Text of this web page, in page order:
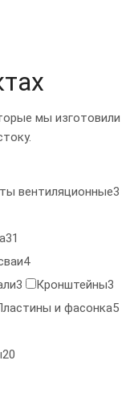
мы изготовили
вентиляционные3
31
4
3 Кронштейны3
и фасонка5
20